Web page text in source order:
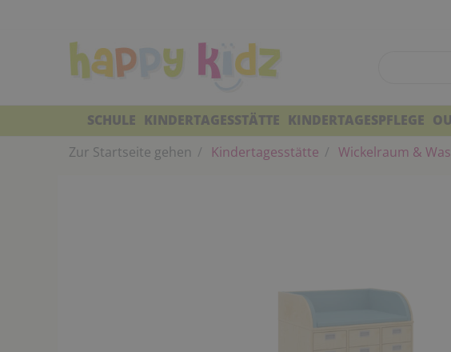
SCHULE KINDERTAGESSTÄTTE KINDERTAGESPFLEGE
Zur Startseite gehen
Kindertagesstätte Wickelraum &